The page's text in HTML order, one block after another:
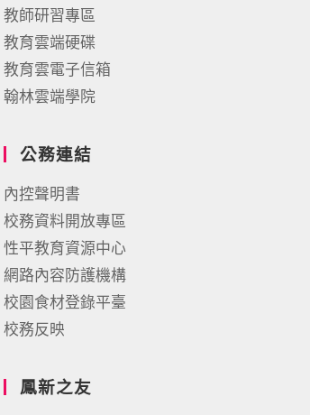
教師研習專區
教育雲端硬碟
教育雲電子信箱
翰林雲端學院
公務連結
內控聲明書
校務資料開放專區
性平教育資源中心
網路內容防護機構
校園食材登錄平臺
校務反映
鳳新之友